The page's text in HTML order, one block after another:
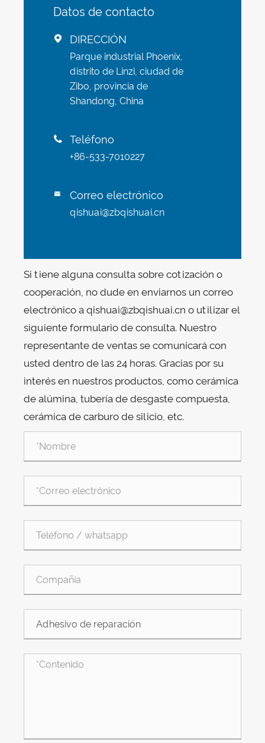
Datos de contacto
 DIRECCIÓN
Parque industrial Phoenix,
distrito de Linzi, ciudad de
Zibo, provincia de
Shandong, China
 Teléfono
+86-533-7010227
 Correo electrónico
qishuai@zbqishuai.cn
Si tiene alguna consulta sobre cotización o
cooperación, no dude en enviarnos un correo
electrónico a qishuai@zbqishuai.cn o utilizar el
siguiente formulario de consulta. Nuestro
representante de ventas se comunicará con
usted dentro de las 24 horas. Gracias por su
interés en nuestros productos, como cerámica
de alúmina, tubería de desgaste compuesta,
cerámica de carburo de silicio, etc.